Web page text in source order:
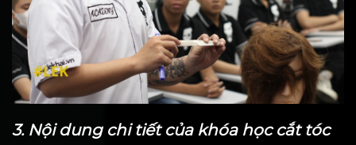
3. Nội dung chi tiết của khóa học cắt tóc